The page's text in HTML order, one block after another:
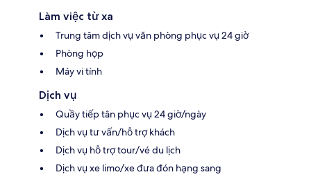
Làm việc từ xa
Trung tâm dịch vụ văn phòng phục vụ 24 giờ
Phòng họp
Máy vi tính
Dịch vụ
Quầy tiếp tân phục vụ 24 giờ/ngày
Dịch vụ tư vấn/hỗ trợ khách
Dịch vụ hỗ trợ tour/vé du lịch
Dịch vụ xe limo/xe đưa đón hạng sang